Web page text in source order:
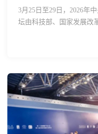
3月25日至29日，2026年
坛由科技部、国家发展改